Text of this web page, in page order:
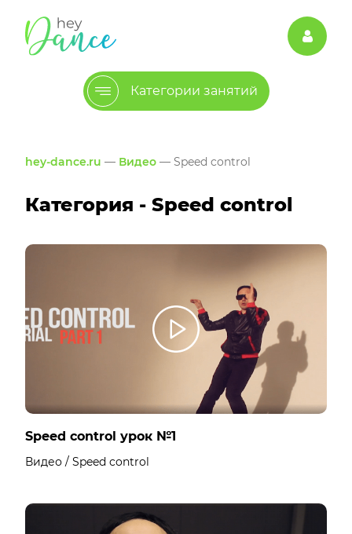
Категории занятий
hey-dance.ru — Видео — Speed control
Категория - Speed control
Speed control урок №1
Видео / Speed control